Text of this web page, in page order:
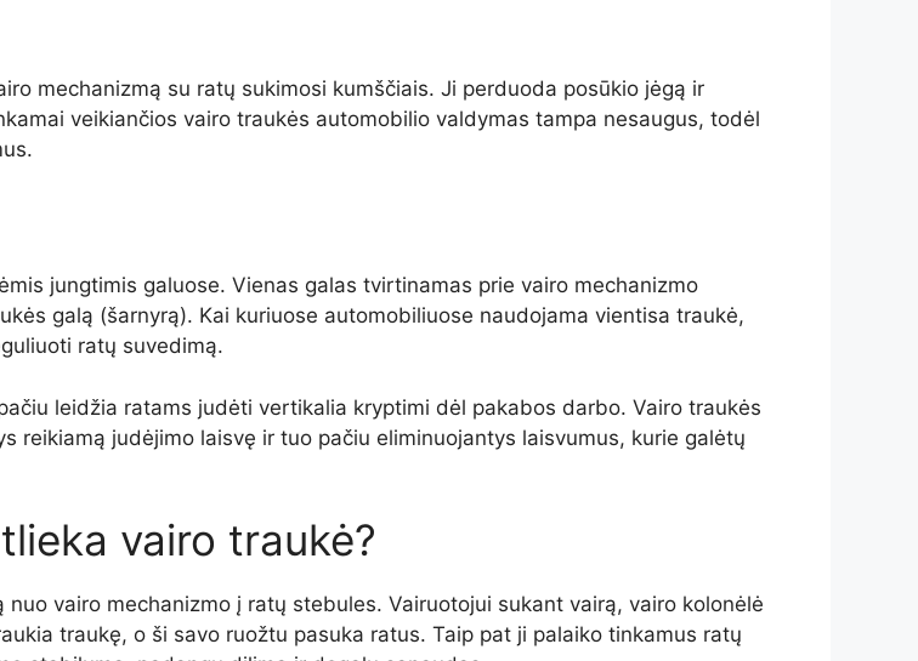
mechanizmą su ratų sukimosi kumščiais. Ji perduoda posūkio jėgą ir
veikiančios vairo traukės automobilio valdymas tampa nesaugus, todėl
jungtimis galuose. Vienas galas tvirtinamas prie vairo mechanizmo
galą (šarnyrą). Kai kuriuose automobiliuose naudojama vientisa traukė,
ratų suvedimą.
leidžia ratams judėti vertikalia kryptimi dėl pakabos darbo. Vairo traukės
reikiamą judėjimo laisvę ir tuo pačiu eliminuojantys laisvumus, kurie galėtų
vairo traukė?
vairo mechanizmo į ratų stebules. Vairuotojui sukant vairą, vairo kolonėlė
traukę, o ši savo ruožtu pasuka ratus. Taip pat ji palaiko tinkamus ratų